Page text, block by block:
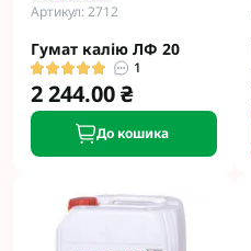
Артикул: 2712
Гумат калію ЛФ 20
1
2 244.00 ₴
До кошика